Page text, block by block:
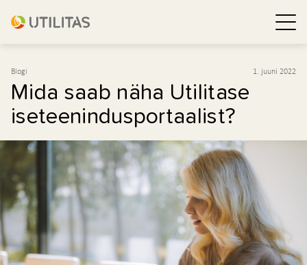
Blogi 1. juuni 2022
Mida saab näha Utilitase
iseteenindusportaalist?